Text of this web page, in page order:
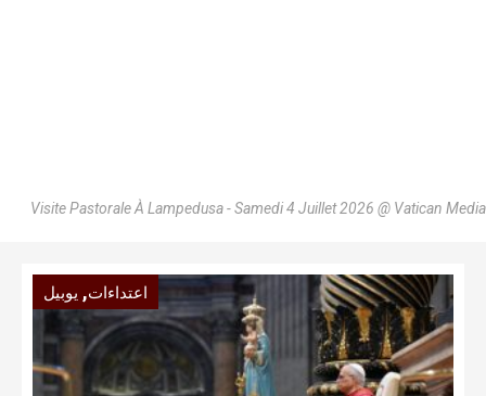
Visite Pastorale À Lampedusa - Samedi 4 Juillet 2026 @ Vatican Media
اعتداءات, يوبيل